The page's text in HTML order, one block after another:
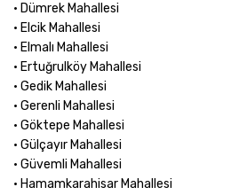
• Dümrek Mahallesi
• Elcik Mahallesi
• Elmalı Mahallesi
• Ertuğrulköy Mahallesi
• Gedik Mahallesi
• Gerenli Mahallesi
• Göktepe Mahallesi
• Gülçayır Mahallesi
• Güvemli Mahallesi
• Hamamkarahisar Mahallesi